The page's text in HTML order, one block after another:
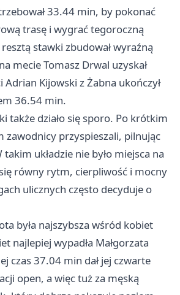
33.44 min, by pokonać
trasę i wygrać tegoroczną
stawki zbudował wyraźną
mecie Tomasz Drwal uzyskał
Kijowski z Żabna ukończył
36.54 min.
także działo się sporo. Po krótkim
zawodnicy przyspieszali, pilnując
układzie nie było miejsca na
równy rytm, cierpliwość i mocny
ulicznych często decyduje o
była najszybsza wśród kobiet
najlepiej wypadła Małgorzata
czas 37.04 min dał jej czwarte
open, a więc tuż za męską